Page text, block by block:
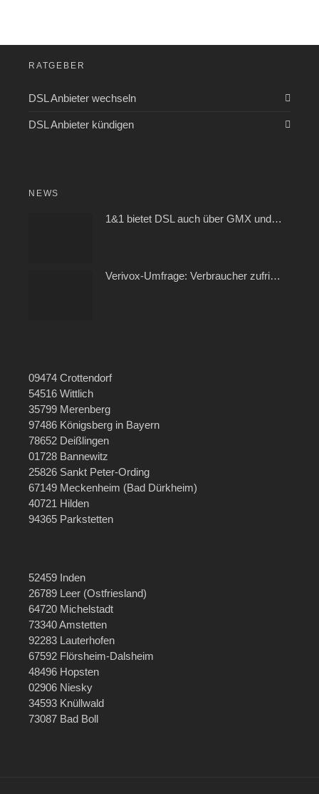
RATGEBER
DSL Anbieter wechseln
DSL Anbieter kündigen
NEWS
1&1 bietet DSL auch über GMX und WEB.DE
Verivox-Umfrage: Verbraucher zufrieden mit ihrem Kabel- und Internetanbieter
09474 Crottendorf
54516 Wittlich
35799 Merenberg
97486 Königsberg in Bayern
78652 Deißlingen
01728 Bannewitz
25826 Sankt Peter-Ording
67149 Meckenheim (Bad Dürkheim)
40721 Hilden
94365 Parkstetten
52459 Inden
26789 Leer (Ostfriesland)
64720 Michelstadt
73340 Amstetten
92283 Lauterhofen
67592 Flörsheim-Dalsheim
48496 Hopsten
02906 Niesky
34593 Knüllwald
73087 Bad Boll